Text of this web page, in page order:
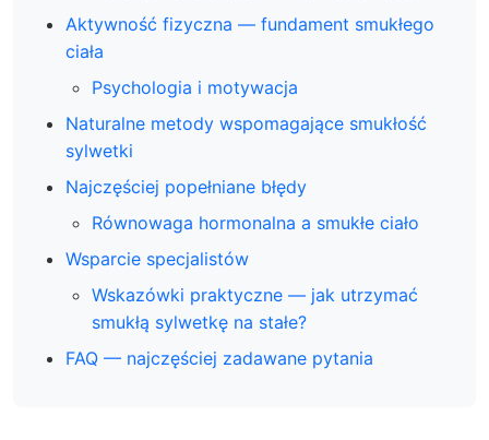
Aktywność fizyczna — fundament smukłego
ciała
Psychologia i motywacja
Naturalne metody wspomagające smukłość
sylwetki
Najczęściej popełniane błędy
Równowaga hormonalna a smukłe ciało
Wsparcie specjalistów
Wskazówki praktyczne — jak utrzymać
smukłą sylwetkę na stałe?
FAQ — najczęściej zadawane pytania